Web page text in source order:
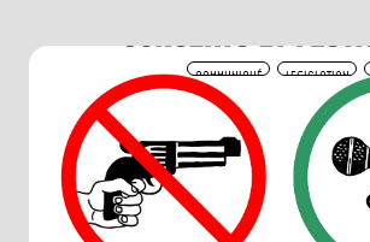
COMMUNIQUÉ LEGISLATION